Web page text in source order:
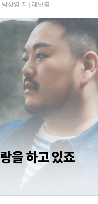
박상영 저 래빗홀